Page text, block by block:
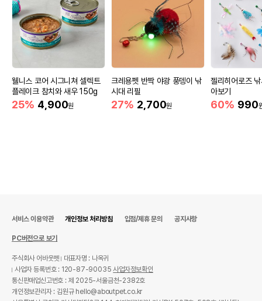
웰니스 코어 시그니쳐 셀렉트
플레이크 참치와 새우 150g
25% 4,900원
크레용펫 반짝 야광 풍뎅이 낚
시대 리필
27% 2,700원
젤리히어로즈
아보기
60% 990
서비스 이용약관 개인정보 처리방침 입점/제휴 문의 공지사항
PC버전으로 보기
주식회사 어바웃펫
대표자명 : 나옥귀
사업자 등록번호 : 120-87-90035사업자정보확인
통신판매업신고번호 : 제 2025-서울금천-2382호
개인정보관리자 : 김원규 hello@aboutpet.co.kr